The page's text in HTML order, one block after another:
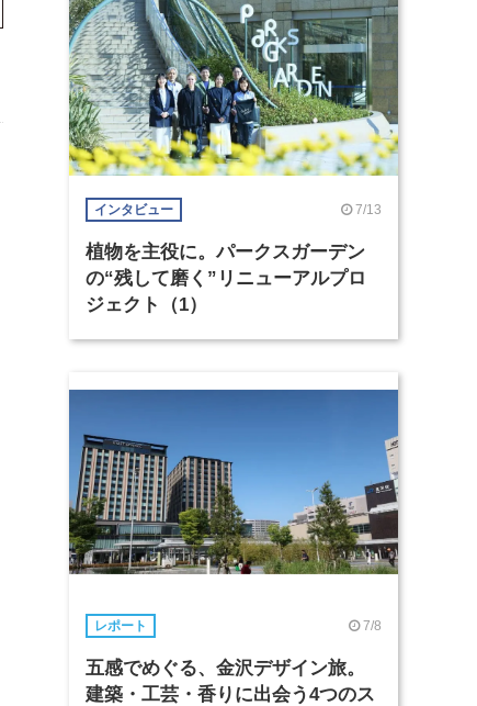
インタビュー 7/13
植物を主役に。パークスガーデン
の“残して磨く”リニューアルプロ
ジェクト（1）
レポート 7/8
五感でめぐる、金沢デザイン旅。
建築・工芸・香りに出会う4つのス